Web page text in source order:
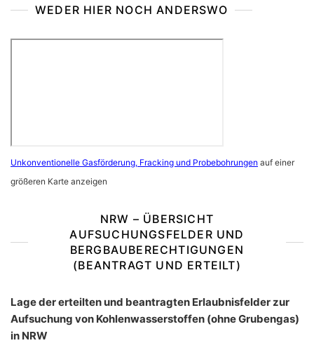
WEDER HIER NOCH ANDERSWO
Unkonventionelle Gasförderung, Fracking und Probebohrungen auf einer
größeren Karte anzeigen
NRW – ÜBERSICHT
AUFSUCHUNGSFELDER UND
BERGBAUBERECHTIGUNGEN
(BEANTRAGT UND ERTEILT)
Lage der erteilten und beantragten Erlaubnisfelder zur
Aufsuchung von Kohlenwasserstoffen (ohne Grubengas)
in NRW